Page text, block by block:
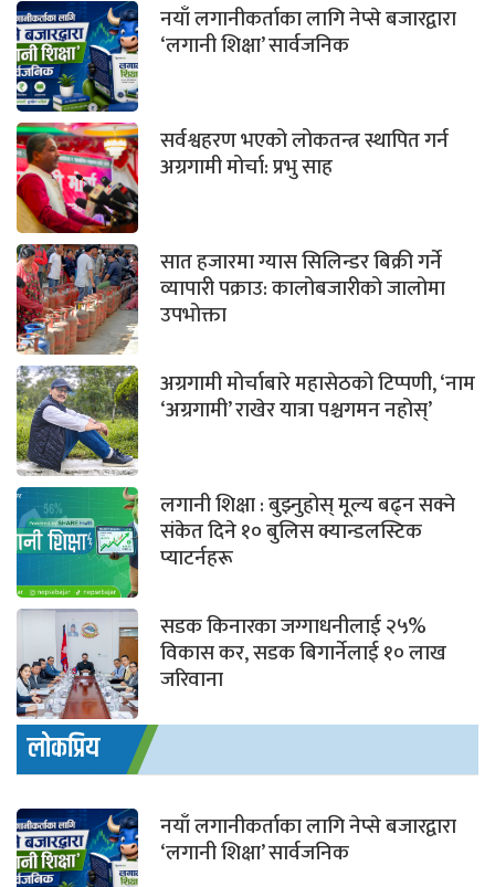
नयाँ लगानीकर्ताका लागि नेप्से बजारद्वारा
‘लगानी शिक्षा’ सार्वजनिक
सर्वश्वहरण भएको लोकतन्त्र स्थापित गर्न
अग्रगामी मोर्चा: प्रभु साह
सात हजारमा ग्यास सिलिन्डर बिक्री गर्ने
व्यापारी पक्राउ: कालोबजारीको जालोमा
उपभोक्ता
अग्रगामी मोर्चाबारे महासेठको टिप्पणी, ‘नाम
‘अग्रगामी’ राखेर यात्रा पश्चगमन नहोस्’
लगानी शिक्षा : बुझ्नुहोस् मूल्य बढ्न सक्ने
संकेत दिने १० बुलिस क्यान्डलस्टिक
प्याटर्नहरू
सडक किनारका जग्गाधनीलाई २५%
विकास कर, सडक बिगार्नेलाई १० लाख
जरिवाना
लोकप्रिय
नयाँ लगानीकर्ताका लागि नेप्से बजारद्वारा
‘लगानी शिक्षा’ सार्वजनिक